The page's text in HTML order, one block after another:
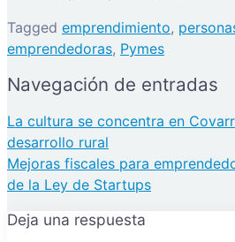
Tagged emprendimiento,
emprendedoras, Pymes
Navegación de entradas
La cultura se concentra en
desarrollo rural
Mejoras fiscales para
de la Ley de Startups
Deja una respuesta